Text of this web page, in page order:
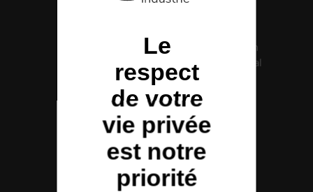
POULIES
COUTEAUX
Certification
Santé Médical
Le
respect
de votre
vie privée
est notre
priorité